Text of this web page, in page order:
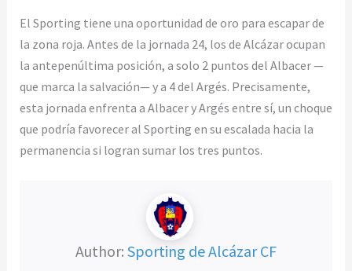
El Sporting tiene una oportunidad de oro para escapar de
la zona roja. Antes de la jornada 24, los de Alcázar ocupan
la antepenúltima posición, a solo 2 puntos del Albacer —
que marca la salvación— y a 4 del Argés. Precisamente,
esta jornada enfrenta a Albacer y Argés entre sí, un choque
que podría favorecer al Sporting en su escalada hacia la
permanencia si logran sumar los tres puntos.
Author: Sporting de Alcázar CF